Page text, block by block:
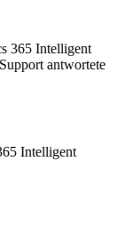
365 Intelligent
antwortete
Intelligent